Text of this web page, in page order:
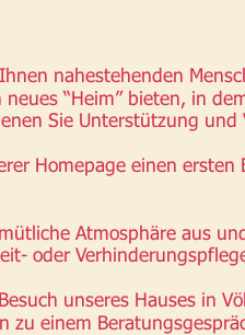
nahestehenden
“Heim” bieten, in
Sie Unterstützung und
Homepage einen ersten
Atmosphäre aus
oder
unseres Hauses in
zu einem